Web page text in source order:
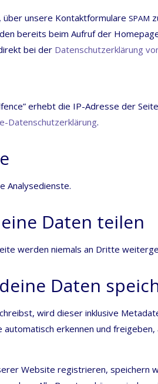
über unse­re Kon­takt­for­mu­la­re SPAM
bereits beim Auf­ruf der
bei der Daten­schutz­er­klä­rung
erhebt die IP-Adres­se der
Daten­schutz­er­klä­rung.
Analysedienste.
Daten teilen
wer­den nie­mals an Drit­te
Daten
wird die­ser inklu­si­ve
auto­ma­tisch erken­nen und
Web­site regis­trie­ren, spei­chern